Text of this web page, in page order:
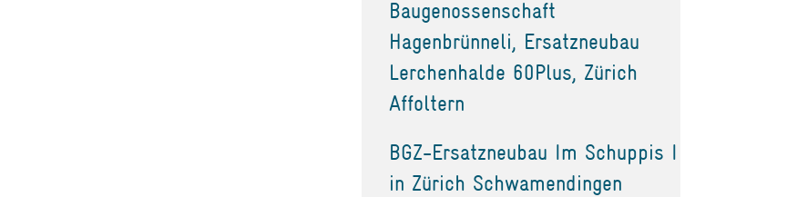
Baugenossenschaft
Hagenbrünneli, Ersatzneubau
Lerchenhalde 60Plus, Zürich
Affoltern
BGZ-Ersatzneubau Im Schuppis I
in Zürich Schwamendingen